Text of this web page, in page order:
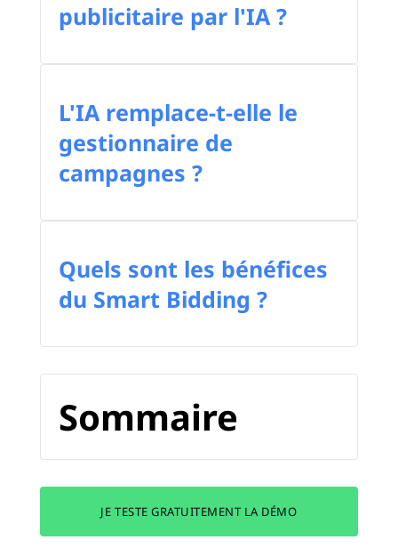
publicitaire par l'IA ?
L'IA remplace-t-elle le
gestionnaire de
campagnes ?
Quels sont les bénéfices
du Smart Bidding ?
Sommaire
JE TESTE GRATUITEMENT LA DÉMO